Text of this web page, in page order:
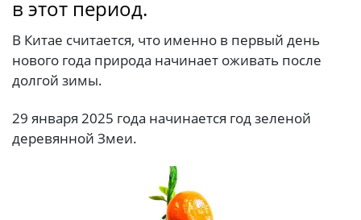
в этот период.
В Китае считается, что именно в первый день
нового года природа начинает оживать после
долгой зимы.
29 января 2025 года начинается год зеленой
деревянной Змеи.